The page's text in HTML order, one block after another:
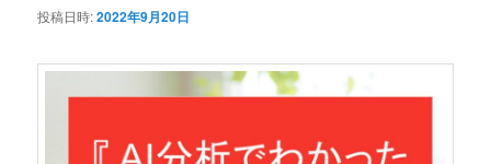
投稿日時:2022年9月20日